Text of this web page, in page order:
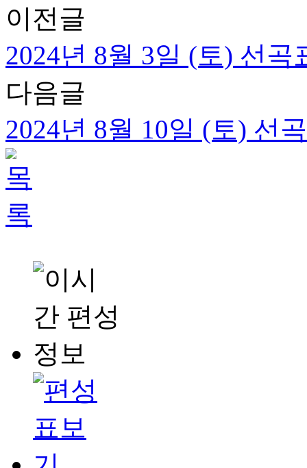
이전글
2024년 8월 3일 (토) 선곡
다음글
2024년 8월 10일 (토) 선